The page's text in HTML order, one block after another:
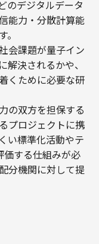
のデジタルデータ
能力・分散計算能
。
会課題が量子イン
解決されるかや、
くために必要な研
の双方を担保する
プロジェクトに携
い標準化活動やテ
する仕組みが必
分機関に対して提